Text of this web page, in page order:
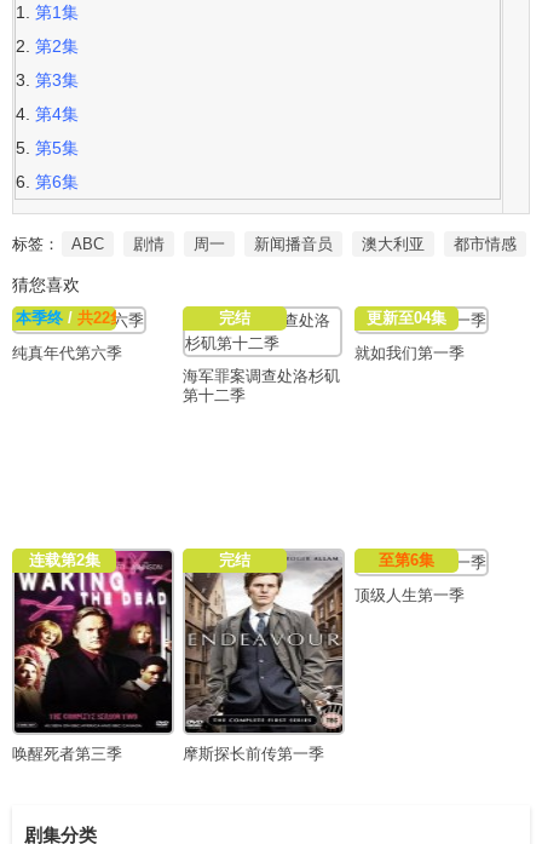
第1集
第2集
第3集
第4集
第5集
第6集
标签： ABC 剧情 周一 新闻播音员 澳大利亚 都市情感
猜您喜欢
本季终 / 共22集
纯真年代第六季
完结
海军罪案调查处洛杉矶
第十二季
更新至04集
就如我们第一季
连载第2集
唤醒死者第三季
完结
摩斯探长前传第一季
至第6集
顶级人生第一季
剧集分类